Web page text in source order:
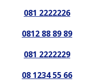
081 2222226
0812 88 89 89
081 2222229
08 1234 55 66